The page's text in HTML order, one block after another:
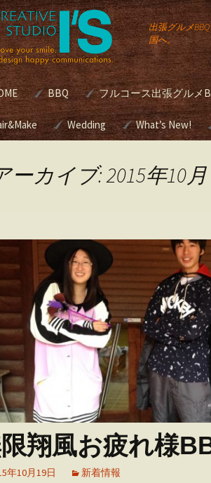
出張グルメ
国へ。
BBQ
諏訪湖BBQマリーナ[公
式]
フルコース出張グルメ
別荘・個人宅向け出張
グルメBBQ
本格BBQのケータリン
グサービス | Gourmet
BBQ Catering
アウトドア・ウエディ
ング
容室のメニューと料
Wedding
ブライダルプロデュー
キリスト教式 神前挙
式 人前挙式 あなたは
どの挙式スタイルをお
考えですか？
アウトドア・ウエディ
ング
ユーザーズボイス
What’s New!
ーカイブ: 2015年10月
翔風お疲れ様
年10月19日 新着情報